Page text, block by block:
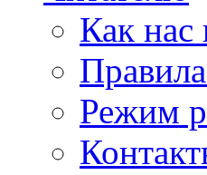
Как нас
Режим